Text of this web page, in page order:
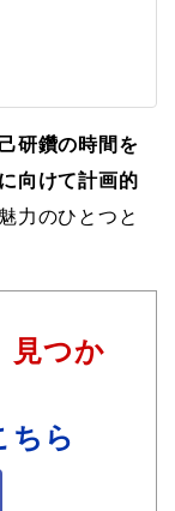
研鑽の時間を
向けて計画的
力のひとつと
見つか
ちら